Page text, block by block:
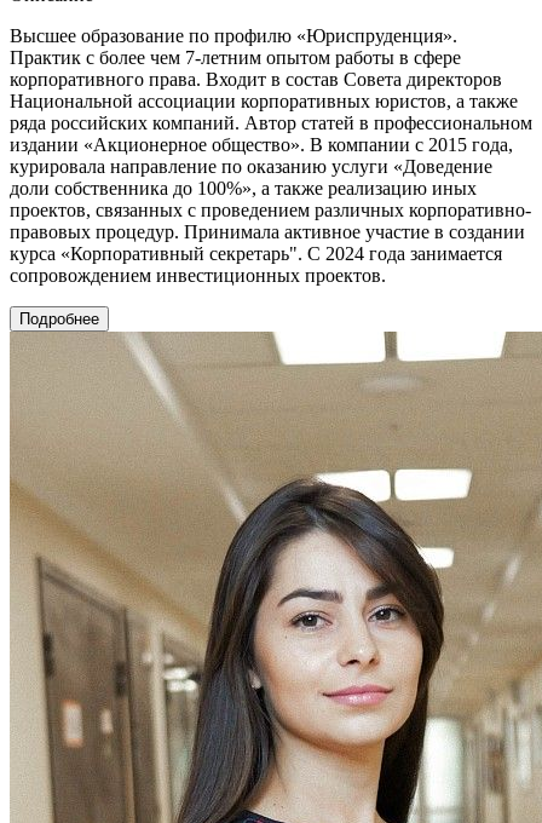
Высшее образование по профилю «Юриспруденция».
Практик с более чем 7-летним опытом работы в сфере
корпоративного права. Входит в состав Совета директоров
Национальной ассоциации корпоративных юристов, а также
ряда российских компаний. Автор статей в профессиональном
издании «Акционерное общество». В компании с 2015 года,
курировала направление по оказанию услуги «Доведение
доли собственника до 100%», а также реализацию иных
проектов, связанных с проведением различных корпоративно-
правовых процедур. Принимала активное участие в создании
курса «Корпоративный секретарь". С 2024 года занимается
сопровождением инвестиционных проектов.
Подробнее